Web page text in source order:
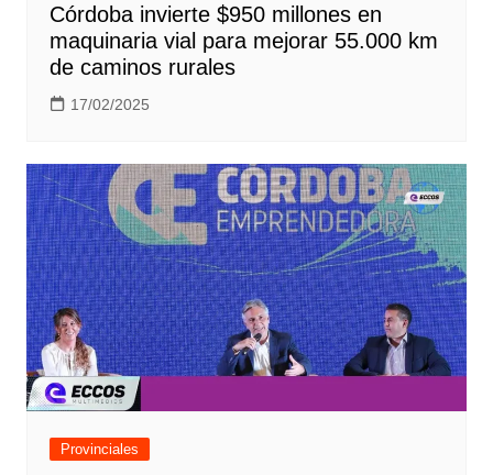
Córdoba invierte $950 millones en
maquinaria vial para mejorar 55.000 km
de caminos rurales
17/02/2025
Provinciales